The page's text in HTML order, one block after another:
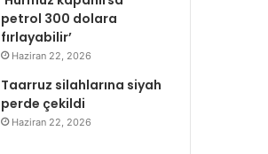
petrol 300 dolara
fırlayabilir’
Haziran 22, 2026
Taarruz silahlarına siyah
perde çekildi
Haziran 22, 2026